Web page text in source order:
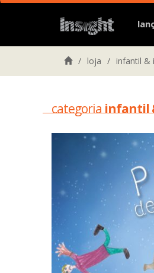
/ loja / infantil &
categoriainfantil